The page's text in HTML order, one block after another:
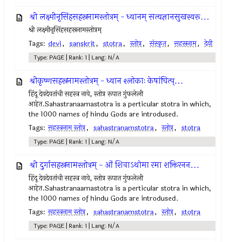
श्री लक्ष्मीनृसिंहसहस्रनामस्तोत्रम् - ध्यानम् सत्यज्ञानसुखस्वरू...
श्री लक्ष्मीनृसिंहसहस्रनामस्तोत्रम्
Tags: devi, sanskrit, stotra, स्तोत्र, संस्कृत, सहस्रनाम, देवी
Type: PAGE | Rank: 1 | Lang: N/A
श्रीकृष्णसहस्रनामस्तोत्रम् - ध्यान श्लोकाः केषांचित्प्...
हिंदू देवदेवतांची सहस्त्र नावे, स्तोत्र रूपात गुंफलेली
आहेत.Sahastranaamastotra is a perticular stotra in which,
the 1000 names of hindu Gods are introdused.
Tags: सहस्त्रनाम स्तोत्र, sahastranamstotra, स्तोत्र, stotra
Type: PAGE | Rank: 1 | Lang: N/A
श्री दुर्गासहस्रनामस्तोत्रम् - ओं शिवाऽथोमा रमा शक्तिरनन...
हिंदू देवदेवतांची सहस्त्र नावे, स्तोत्र रूपात गुंफलेली
आहेत.Sahastranaamastotra is a perticular stotra in which,
the 1000 names of hindu Gods are introdused.
Tags: सहस्त्रनाम स्तोत्र, sahastranamstotra, स्तोत्र, stotra
Type: PAGE | Rank: 1 | Lang: N/A